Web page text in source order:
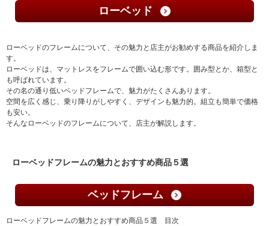
ローベッド
ローベッドのフレームについて、その魅力と店主がお勧めする商品を紹介しま
す。
ローベッドは、マットレスをフレームで囲い込む形です。囲み型とか、箱型と
も呼ばれています。
その名の通り低いベッドフレームで、魅力がたくさんあります。
空間を広く感じ、乗り降りがしやすく、デザインも魅力的。組立も簡単で価格
も安い。
そんなローベッドのフレームについて、店主が解説します。
ローベッドフレームの魅力とおすすめ商品５選
ベッドフレーム
ローベッドフレームの魅力とおすすめ商品５選 目次